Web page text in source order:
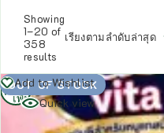
Showing
1–20 of
358
results
เรียงตามลำดับล่าสุด
OUT OF STOCK
Add to Wishlist
Quick view
อ่าน
เพิ่ม